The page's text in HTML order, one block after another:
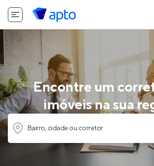
Encontre um
imóveis na sua
Bairro, cidade ou corretor